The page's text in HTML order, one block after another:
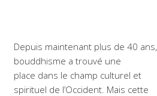
Depuis maintenant plus de 40
bouddhisme a trouvé une
place dans le champ culturel et
spirituel de l’Occident. Mais cette